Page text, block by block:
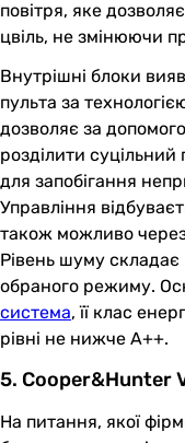
повітря, яке
цвіль, не змінюючи
Внутрішні блоки
пульта за
дозволяє за
розділити суцільний
для запобігання
Управління
також можливо
Рівень шуму складає
обраного режиму.
система, її клас
рівні не нижче A++.
5. Cooper&Hunter
На питання, якої